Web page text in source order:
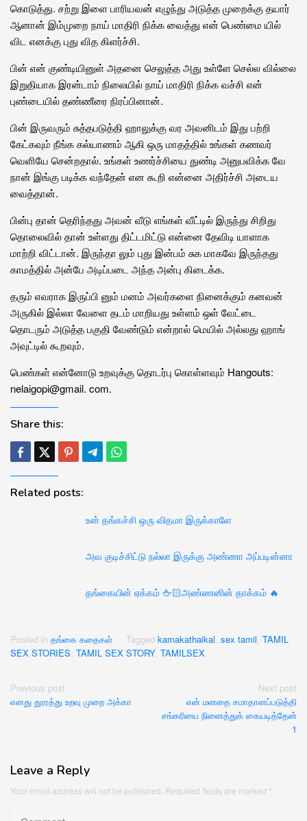
கொடுத்து. சற்று இளை பாரியவன் எழுந்து அடுத்த முறைக்கு தயார்
ஆனான் இம்முறை நாய் மாதிரி நிக்க வைத்து என் பெண்மை யில்
விட எனக்கு புது வித கிளர்ச்சி.
பின் என் குண்டியினுள் அதனை செலுத்த அது உள்ளே செல்ல வில்லை
இறுதியாக இரன்டாம் நிலையில் நாய் மாதிரி நிக்க வச்சி என்
புண்டையில் தண்ணீரை நிரப்பினான்.
பின் இருவரும் சுத்தபடுத்தி ஹாலுக்கு வர அவனிடம் இது பற்றி
கேட்கவும் நீங்க கல்யாணம் ஆகி ஒரு மாதத்தில் உங்கள் கணவர்
வெளியே சென்றதால். உங்கள் உணர்ச்சியை துண்டி அனுபவிக்க வே
நான் இங்கு படிக்க வந்தேன் என கூறி என்னை அதிர்ச்சி அடைய
வைத்தான்.
பின்பு தான் தெரிந்தது அவன் வீடு எங்கள் வீட்டில் இருந்து சிறிது
தொலைவில் தான் உள்ளது திட்டமிட்டு என்னை தேவிடி யாளாக
மாற்றி விட்டான். இருந்தா லும் புது இன்பம் சுக மாகவே இருந்தது
காமத்தில் அன்பே அடிப்படை அந்த அன்பு கிடைக்க.
தரும் எவராக இருப்பி னும் மனம் அவர்களை நினைக்கும் கனவன்
அருகில் இல்லா வேளை தடம் மாறியது உள்ளம் ஒள் வேட்டை
தொடரும் அடுத்த பகுதி வேண்டும் என்றால் மெயில் அல்லது ஹாங்
அவுட்டில் கூறவும்.
பெண்கள் என்னோடு உறவுக்கு தொடர்பு கொள்ளவும் Hangouts:
nelaigopi@gmail. com.
Share this:
Related posts:
உன் தங்கச்சி ஒரு விதமா இருக்காளே
அவ குடிச்சிட்டு நல்லா இருக்கு அண்ணா அப்படின்னா
தங்கையின் ஏக்கம் 🖕🏻அண்ணனின் தாக்கம் 🔥
Posted in தங்கை கதைகள் Tagged kamakathaikal, sex tamil, TAMIL
SEX STORIES, TAMIL SEX STORY, TAMILSEX
Post
navigation
Previous post
எனது தூரத்து உறவு முறை அக்கா
Next post
என் மனதை சமாதானப்படுத்தி
சங்கரியை நினைத்துக் கையடித்தேன்
1
Leave a Reply
Your email address will not be published. Required fields are marked *